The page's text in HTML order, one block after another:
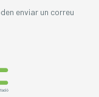
enviar un correu